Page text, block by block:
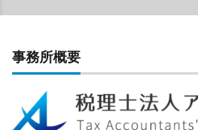
事務所概要